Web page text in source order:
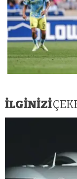
İLGİNİZİ